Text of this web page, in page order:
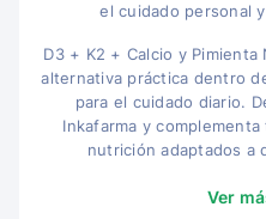
el cuidado personal
D3 + K2 + Calcio y
alternativa práctica dentro
para el cuidado diario.
Inkafarma y
nutrición adaptados a
Ver